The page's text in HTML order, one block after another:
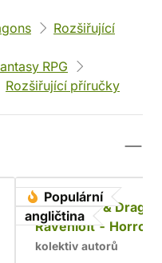
Rozšiřující
RPG
Rozšiřující příručky
Populární
angličtina
Dungeons &
Ravenloft - Horrors
Within
kolektiv autorů